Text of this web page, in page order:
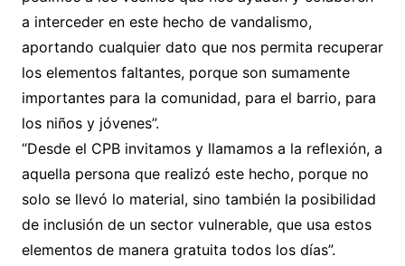
a interceder en este hecho de vandalismo,
aportando cualquier dato que nos permita recuperar
los elementos faltantes, porque son sumamente
importantes para la comunidad, para el barrio, para
los niños y jóvenes”.
“Desde el CPB invitamos y llamamos a la reflexión, a
aquella persona que realizó este hecho, porque no
solo se llevó lo material, sino también la posibilidad
de inclusión de un sector vulnerable, que usa estos
elementos de manera gratuita todos los días”.